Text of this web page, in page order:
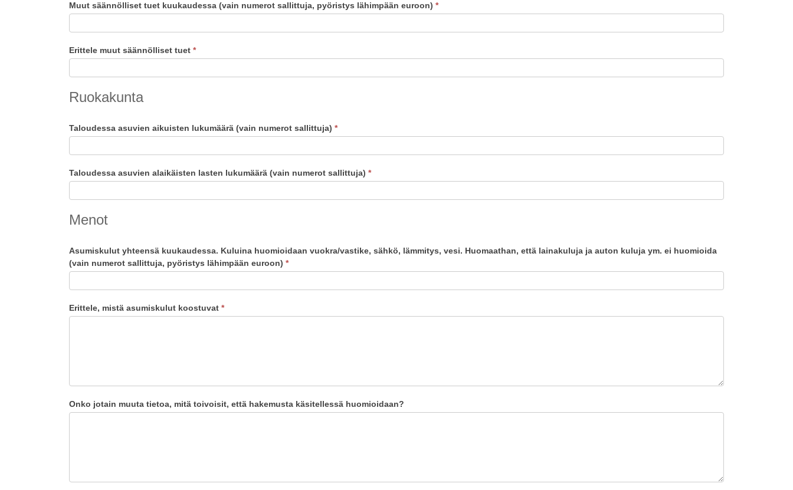
Muut säännölliset tuet kuukaudessa (vain numerot sallittuja, pyöristys lähimpään euroon) *
Erittele muut säännölliset tuet *
Ruokakunta
Taloudessa asuvien aikuisten lukumäärä (vain numerot sallittuja) *
Taloudessa asuvien alaikäisten lasten lukumäärä (vain numerot sallittuja) *
Menot
Asumiskulut yhteensä kuukaudessa. Kuluina huomioidaan vuokra/vastike, sähkö, lämmitys, vesi. Huomaathan, että lainakuluja ja auton kuluja ym. ei huomioida
(vain numerot sallittuja, pyöristys lähimpään euroon) *
Erittele, mistä asumiskulut koostuvat *
Onko jotain muuta tietoa, mitä toivoisit, että hakemusta käsitellessä huomioidaan?